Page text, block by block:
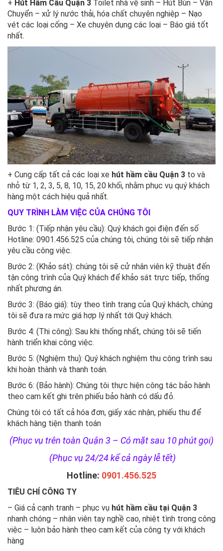
+ Hút Hầm Cầu Quận 3 Toilet nhà vệ sinh – Hút Bùn – Vận
Chuyển – xử lý nước thải, hóa chất chuyên nghiệp – Nạo
vét các loại cống – Xe chuyên dụng các loại – Báo giá tốt
nhất.
+ Cung cấp tất cả các loại xe hút hầm cầu Quận 3 to và
nhỏ từ 1, 2, 3, 5, 8, 10, 15, 20 khối, nhằm phục vụ quý khách
hàng một cách hiệu quả nhất.
QUY TRÌNH LÀM VIỆC CỦA CHÚNG TÔI
Bước 1: (Tiếp nhận yêu cầu): Quý khách gọi điện đến số
Hotline: 0901.456.525 của chúng tôi, chúng tôi sẽ tiếp nhận
yêu cầu công việc.
Bước 2: (Khảo sát): chúng tôi sẽ cử nhân viên kỹ thuật đến
tận công trình của Quý khách để khảo sát trực tiếp, thống
nhất phương án.
Bước 3: (Báo giá): tùy theo tình trạng của Quý khách, chúng
tôi sẽ đưa ra mức giá hợp lý nhất tới Quý khách.
Bước 4: (Thi công): Sau khi thống nhất, chúng tôi sẽ tiến
hành triển khai công việc.
Bước 5: (Nghiệm thu): Quý khách nghiệm thu công trình sau
khi hoàn thành và thanh toán.
Bước 6: (Bảo hành): Chúng tôi thực hiện công tác bảo hành
theo cam kết ghi trên phiếu bảo hành có dấu đỏ.
Chúng tôi có tất cả hóa đơn, giấy xác nhận, phiếu thu để
khách hàng tiện thanh toán
(Phục vụ trên toàn Quận 3 – Có mặt sau 10 phút gọi)
(Phục vụ 24/24 kể cả ngày lễ tết)
Hotline: 0901.456.525
TIÊU CHÍ CÔNG TY
– Giá cả cạnh tranh – phục vụ hút hầm cầu tại Quận 3
nhanh chóng – nhân viên tay nghề cao, nhiệt tình trong công
việc – luôn bảo hành theo cam kết của công ty với khách
hàng